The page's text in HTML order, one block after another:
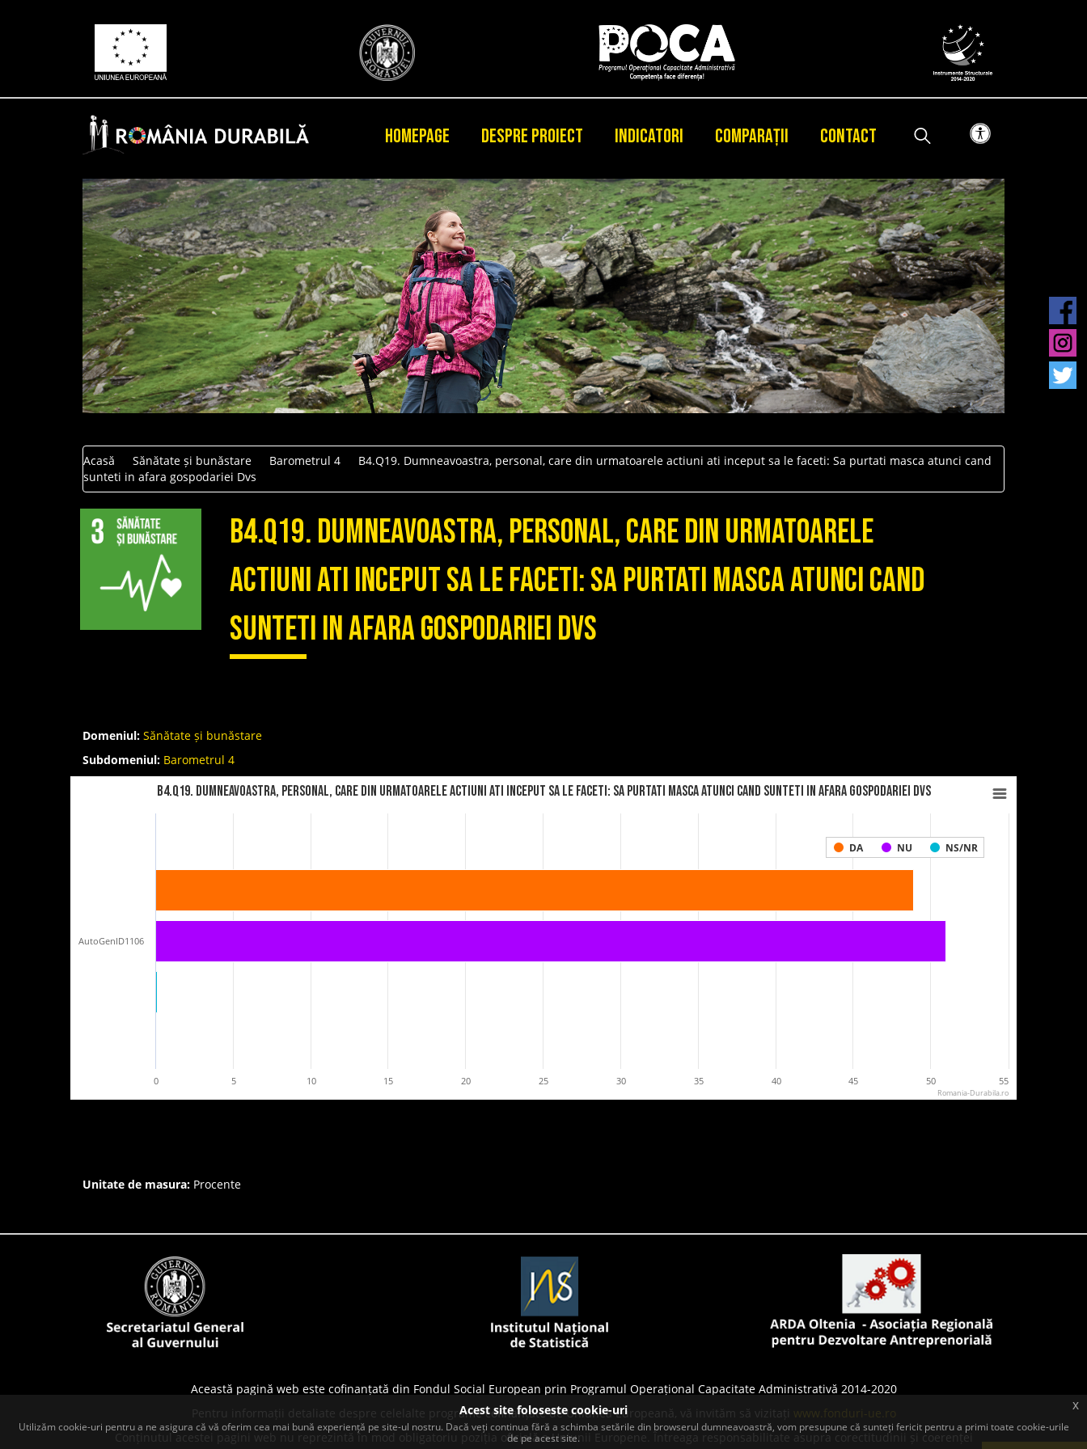
HOMEPAGE DESPRE PROIECT INDICATORI COMPARAȚII CONTACT
Acasă Sănătate și bunăstare Barometrul 4
B4.Q19. Dumneavoastra, personal, care din urmatoarele actiuni ati inceput sa le faceti: Sa purtati masca atunci cand
sunteti in afara gospodariei Dvs
B4.Q19. Dumneavoastra, personal, care din urmatoarele
actiuni ati inceput sa le faceti: Sa purtati masca atunci cand
sunteti in afara gospodariei Dvs
Domeniul: Sănătate și bunăstare
Subdomeniul: Barometrul 4
B4.Q19. Dumneavoastra, personal, care din urmatoarele actiuni ati inceput sa le faceti: Sa purtati masca atunci cand sunteti in afara gospodariei Dvs
DA NU NS/NR
AutoGenID1106
0 10 20 30 40 50
5 15 25 35 45 55
Romania-Durabila.ro
Unitate de masura: Procente
Această pagină web este cofinanțată din Fondul Social European prin Programul Operațional Capacitate Administrativă 2014-2020
Pentru informații detaliate despre celelalte programe cofinanțate de Uniunea Europeană, vă invităm să vizitați
www.fonduri-ue.ro
Conținutul acestei pagini web nu reprezintă în mod obligatoriu poziția oficială a Uniunii Europene. Întreaga responsabilitate asupra corectitudinii și coerenței
Acest site foloseste cookie-uri
Utilizăm cookie-uri pentru a ne asigura că vă oferim cea mai bună experiență pe site-ul nostru. Dacă veți continua fără a schimba setările din browserul dumneavoastră, vom presupune că sunteți fericit pentru a primi toate cookie-urile
de pe acest site.
x